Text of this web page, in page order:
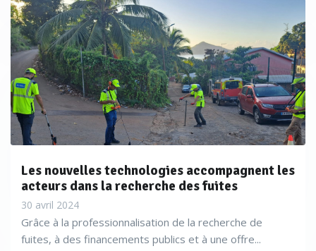
Les nouvelles technologies accompagnent les
acteurs dans la recherche des fuites
30 avril 2024
Grâce à la professionnalisation de la recherche de
fuites, à des financements publics et à une offre...